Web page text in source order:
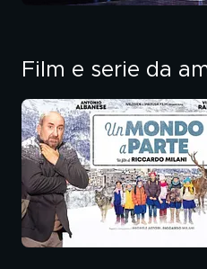
Film e serie da